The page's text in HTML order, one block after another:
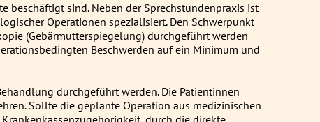
beschäftigt sind. Neben der Sprechstundenpraxis ist
Operationen spezialisiert. Den Schwerpunkt
(Gebärmutterspiegelung) durchgeführt werden
Beschwerden auf ein Minimum und
durchgeführt werden. Die Patientinnen
Sollte die geplante Operation aus medizinischen
durch die direkte